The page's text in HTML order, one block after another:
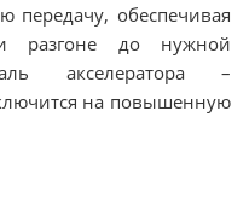
передачу, обеспечивая
разгоне до нужной
акселератора –
на повышенную